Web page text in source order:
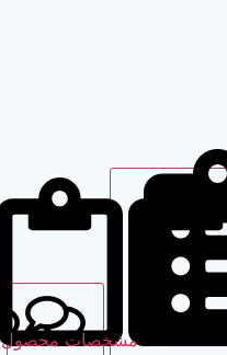
مشخصات محصول